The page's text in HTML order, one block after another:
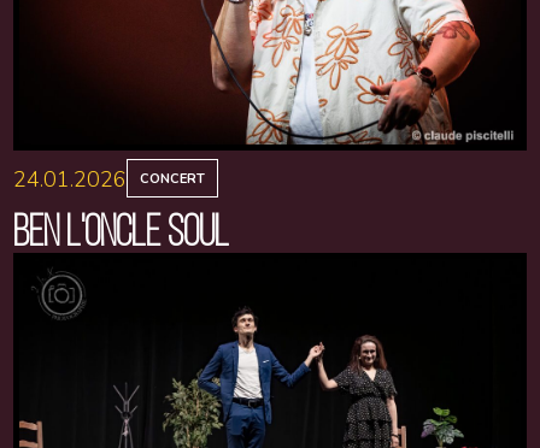
24.01.2026 CONCERT
BEN L'ONCLE SOUL